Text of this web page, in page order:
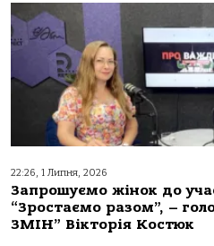
22:26, 1 Липня, 2026
Запрошуємо жінок до
“Зростаємо разом”, –
ЗМІН” Вікторія Костюк